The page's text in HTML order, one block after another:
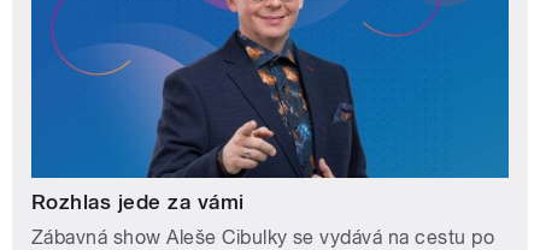
Rozhlas jede za vámi
Zábavná show Aleše Cibulky se vydává na cestu po